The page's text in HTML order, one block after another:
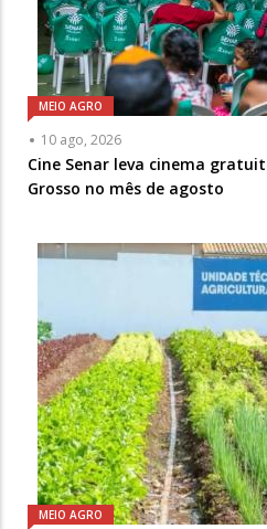
MEIO AGRO
10 ago, 2026
Cine Senar leva cinema
Grosso no mês de agosto
MEIO AGRO